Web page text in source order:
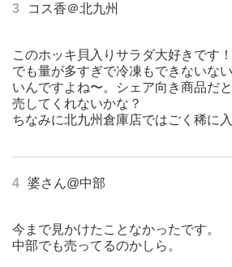
3 コス香＠北九州
このホッキ貝入りサラダ大好きです！
でも量が多すぎで冷凍もできないな
いんですよね〜。シェア向き商品だ
売してくれないかな？
ちなみに北九州倉庫店ではごく稀に入
4 婆さん@中部
今まで見かけたことなかったです。
中部でも売ってるのかしら。